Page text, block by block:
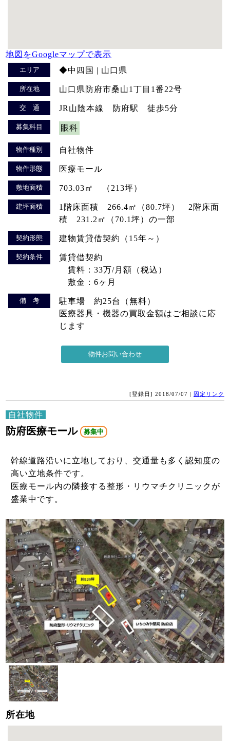
地図をGoogleマップで表示
エリア ◆中四国 | 山口県
所在地 山口県防府市桑山1丁目1番22号
交 通 JR山陰本線 防府駅 徒歩5分
募集科目 眼科
物件種別 自社物件
物件形態 医療モール
敷地面積 703.03㎡ （213坪）
建坪面積
1階床面積 266.4㎡（80.7坪） 2階床面
積 231.2㎡（70.1坪）の一部
契約形態 建物賃貸借契約（15年～）
契約条件
賃貸借契約
賃料：33万/月額（税込）
敷金：6ヶ月
備 考
駐車場 約25台（無料）
医療器具・機器の買取金額はご相談に応
じます
[登録日] 2018/07/07 | 固定リンク
自社物件
防府医療モール 募集中
幹線道路沿いに立地しており、交通量も多く認知度の
高い立地条件です。
医療モール内の隣接する整形・リウマチクリニックが
盛業中です。
所在地